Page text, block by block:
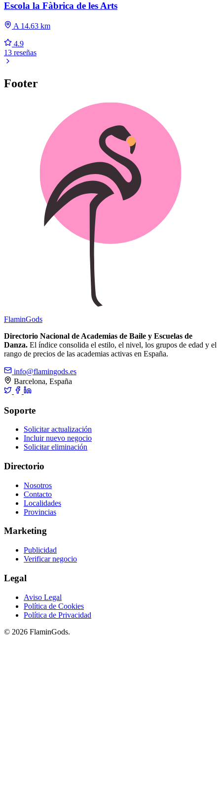
Escola la Fàbrica de les Arts
A 14.63 km
4.9
13 reseñas
Footer
FlaminGods
Directorio Nacional de Academias de Baile y Escuelas de
Danza. El índice consolida el estilo, el nivel, los grupos de edad y el
rango de precios de las academias activas en España.
info@flamingods.es
Barcelona, España
Soporte
Solicitar actualización
Incluir nuevo negocio
Solicitar eliminación
Directorio
Nosotros
Contacto
Localidades
Provincias
Marketing
Publicidad
Verificar negocio
Legal
Aviso Legal
Política de Cookies
Política de Privacidad
© 2026 FlaminGods.